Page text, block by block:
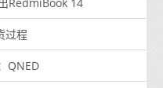
过程
QNED